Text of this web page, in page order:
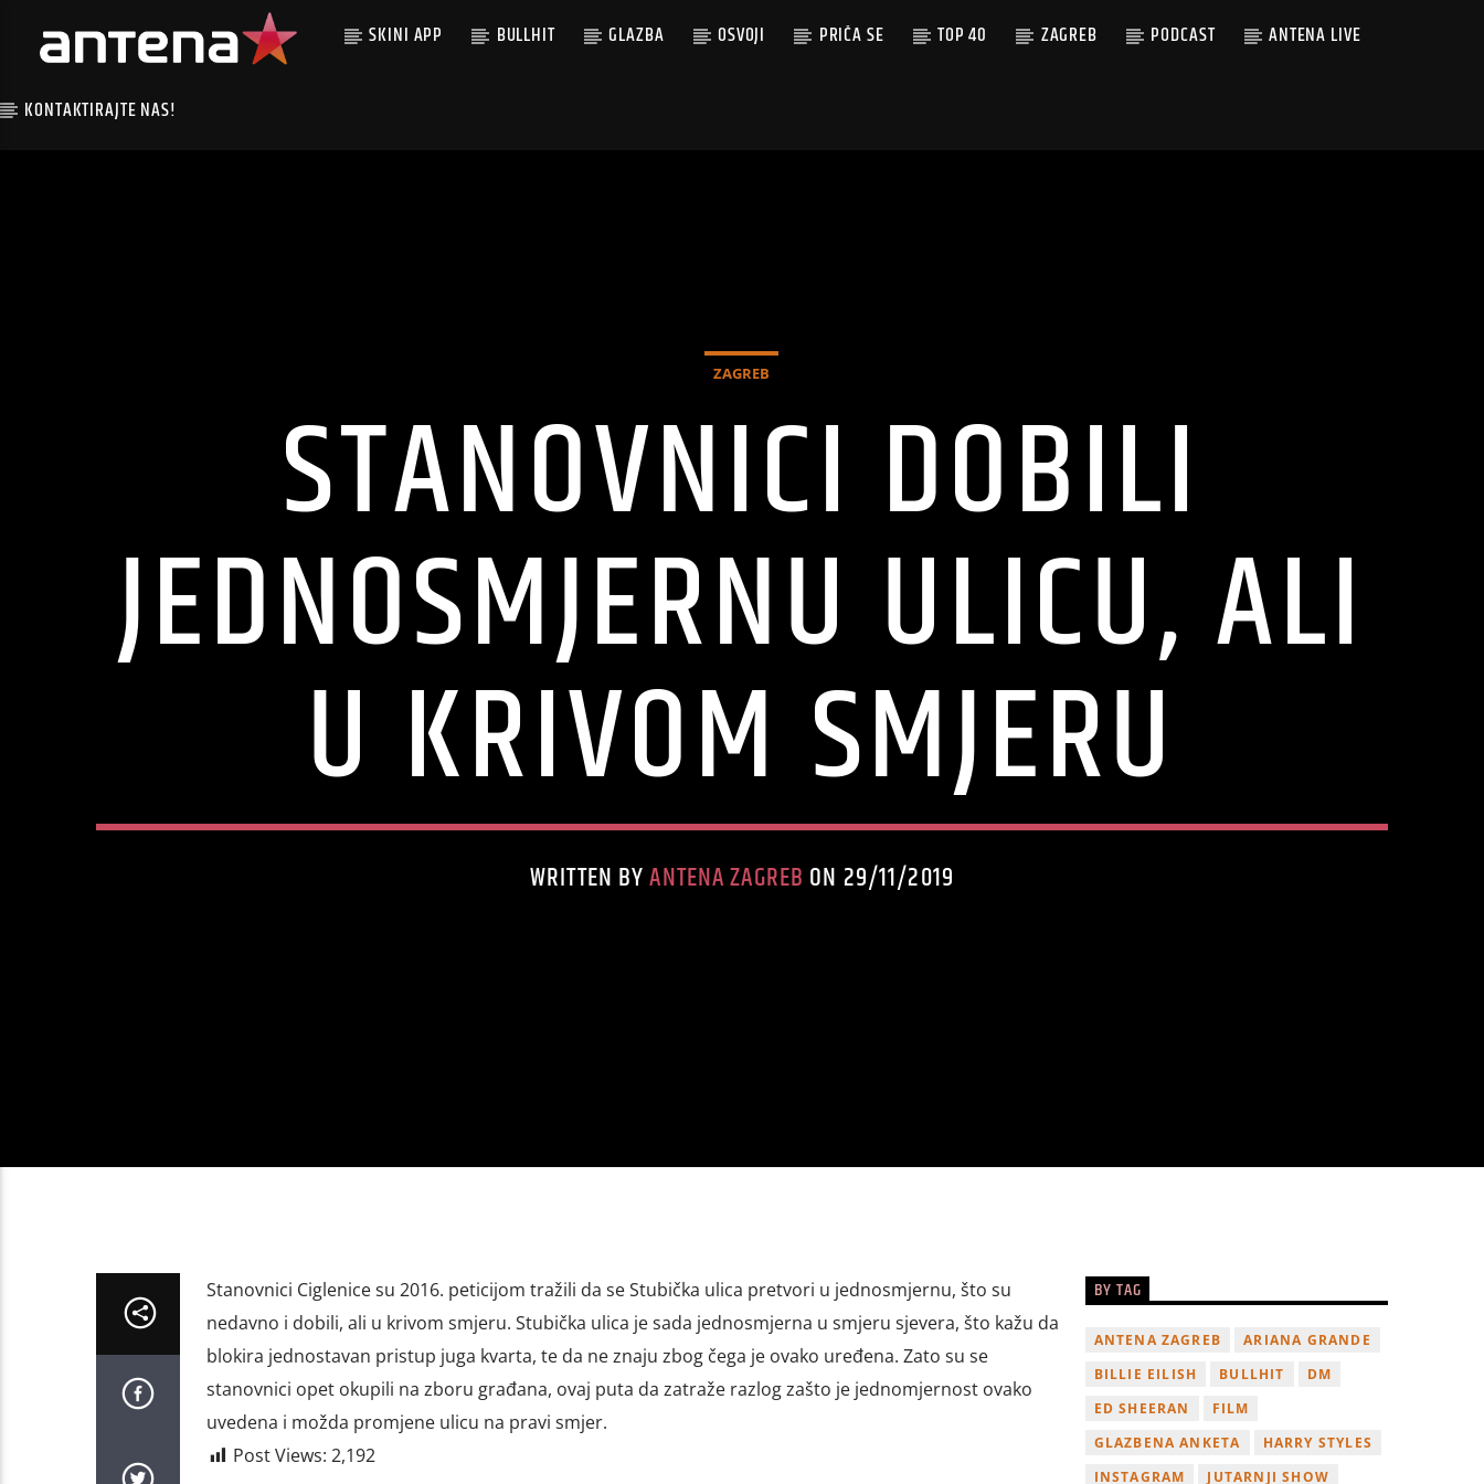
SKINI APP BULLHIT GLAZBA OSVOJI PRIČA SE TOP 40 ZAGREB PODCAST ANTENA LIVE
KONTAKTIRAJTE NAS!
ZAGREB
STANOVNICI DOBILI
JEDNOSMJERNU ULICU, ALI
U KRIVOM SMJERU
WRITTEN BYANTENA ZAGREB ON 29/11/2019
Stanovnici Ciglenice su 2016. peticijom tražili da se Stubička ulica pretvori u jednosmjernu, što su
nedavno i dobili, ali u krivom smjeru. Stubička ulica je sada jednosmjerna u smjeru sjevera, što kažu da
blokira jednostavan pristup juga kvarta, te da ne znaju zbog čega je ovako uređena. Zato su se
stanovnici opet okupili na zboru građana, ovaj puta da zatraže razlog zašto je jednomjernost ovako
uvedena i možda promjene ulicu na pravi smjer.
Post Views: 2,192
BY TAG
ANTENA ZAGREB
ARIANA GRANDE
BILLIE EILISH
BULLHIT
DM
ED SHEERAN
FILM
GLAZBENA ANKETA
HARRY STYLES
INSTAGRAM
JUTARNJI SHOW